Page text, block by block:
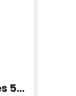
Wellmark Bubbles 500 ml handzeepdispenser